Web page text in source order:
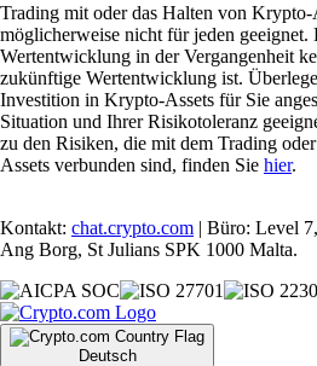
Trading mit oder das Halten von
möglicherweise nicht für jeden geeignet.
Wertentwicklung in der Vergangenheit
zukünftige Wertentwicklung ist.
Investition in Krypto-Assets für Sie
Situation und Ihrer Risikotoleranz
zu den Risiken, die mit dem Trading
Assets verbunden sind, finden Sie hier.
Kontakt: chat.crypto.com | Büro: Level
Ang Borg, St Julians SPK 1000 Malta.
Deutsch